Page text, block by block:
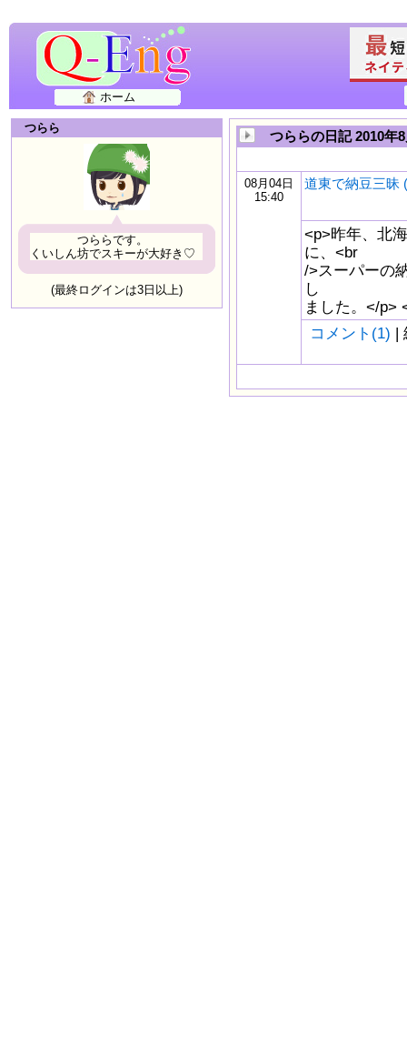
ホーム
つらら
つららです。
くいしん坊でスキーが大好き♡
(最終ログインは3日以上)
つららの日記 2010年
08月04日
15:40
道東で納豆三昧
<p>昨年、北
に、<br
/>スーパーの
し
ました。</p>
コメント(1) |